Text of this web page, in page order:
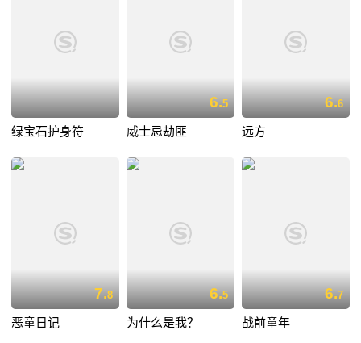
绿宝石护身符
6.5
威士忌劫匪
6.6
远方
7.8
恶童日记
6.5
为什么是我？
6.7
战前童年